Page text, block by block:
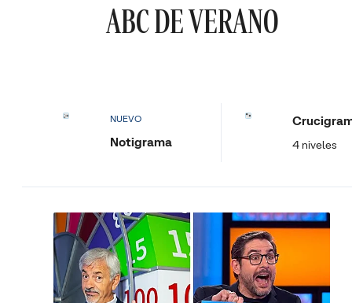
ABC DE VERANO
NUEVO
Notigrama 4 niveles